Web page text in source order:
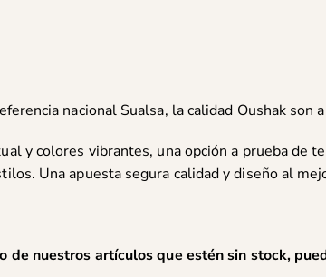
nacional Sualsa, la calidad Oushak
y colores vibrantes, una opción a prueba de
Una apuesta segura calidad y diseño al
de nuestros artículos que estén sin stock,